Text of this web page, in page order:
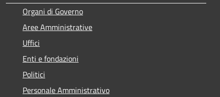
Organi di Governo
Aree Amministrative
Uffici
Enti e fondazioni
Politici
Personale Amministrativo